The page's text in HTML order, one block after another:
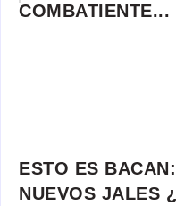
COMBATIENTE...
ESTO ES
NUEVOS JALES